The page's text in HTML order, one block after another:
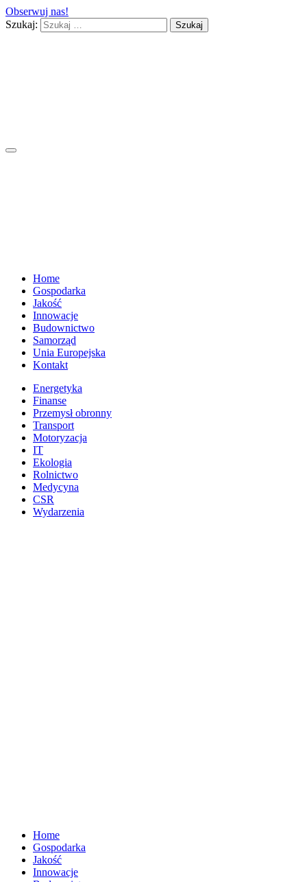
Obserwuj nas!
Szukaj:
Home
Gospodarka
Jakość
Innowacje
Budownictwo
Samorząd
Unia Europejska
Kontakt
Energetyka
Finanse
Przemysł obronny
Transport
Motoryzacja
IT
Ekologia
Rolnictwo
Medycyna
CSR
Wydarzenia
Home
Gospodarka
Jakość
Innowacje